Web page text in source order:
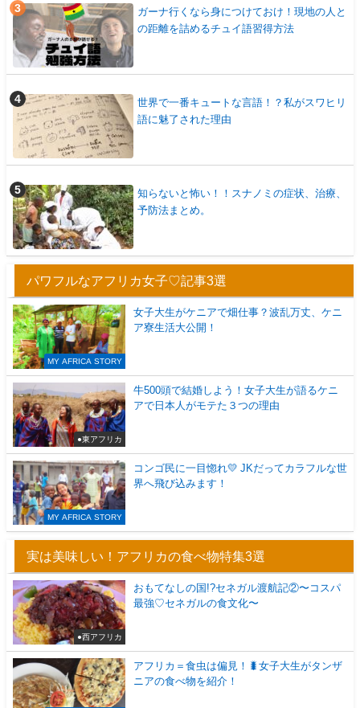
ガーナ行くなら身につけておけ！現地の人と
の距離を詰めるチュイ語習得方法
世界で一番キュートな言語！？私がスワヒリ
語に魅了された理由
知らないと怖い！！スナノミの症状、治療、
予防法まとめ。
パワフルなアフリカ女子♡記事3選
MY AFRICA STORY
女子大生がケニアで畑仕事？波乱万丈、ケニ
ア寮生活大公開！
●東アフリカ
牛500頭で結婚しよう！女子大生が語るケニ
アで日本人がモテた３つの理由
MY AFRICA STORY
コンゴ民に一目惚れ💛 JKだってカラフルな世
界へ飛び込みます！
実は美味しい！アフリカの食べ物特集3選
●西アフリカ
おもてなしの国!?セネガル渡航記②〜コスパ
最強♡セネガルの食文化〜
アフリカ＝食虫は偏見！🐛女子大生がタンザ
ニアの食べ物を紹介！